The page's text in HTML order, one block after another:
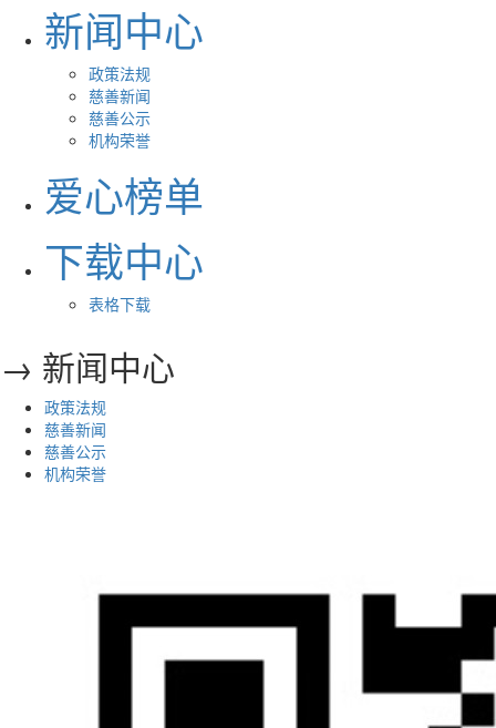
新闻中心
政策法规
慈善新闻
慈善公示
机构荣誉
爱心榜单
下载中心
表格下载
→ 新闻中心
政策法规
慈善新闻
慈善公示
机构荣誉